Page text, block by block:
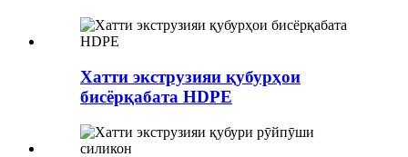
Хатти экструзияи қубурҳои
бисёрқабата HDPE